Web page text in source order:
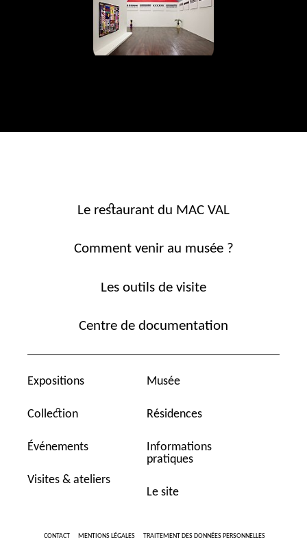
Le restaurant du MAC VAL
Comment venir au musée ?
Les outils de visite
Centre de documentation
Expositions
Collection
Événements
Visites & ateliers
Musée
Résidences
Informations
pratiques
Le site
CONTACT MENTIONS LÉGALES TRAITEMENT DES DONNÉES PERSONNELLES